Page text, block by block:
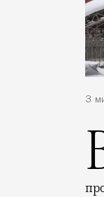
3
В сравнении с гречкой и